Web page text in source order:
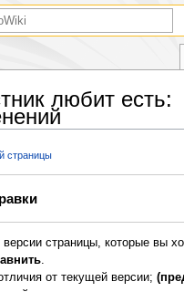
любит есть:
страницы
страницы, которые вы
.
от текущей версии;